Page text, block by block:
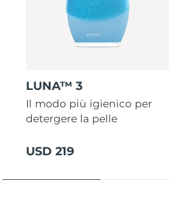
LUNA™ 3
Il modo più igienico per
detergere la pelle
USD 219